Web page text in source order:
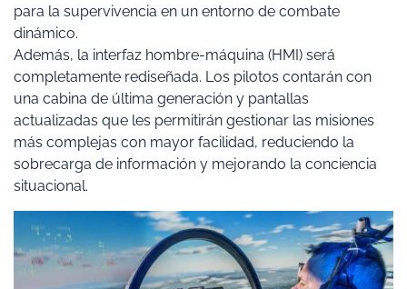
para la supervivencia en un entorno de combate
dinámico.
Además, la interfaz hombre-máquina (HMI) será
completamente rediseñada. Los pilotos contarán con
una cabina de última generación y pantallas
actualizadas que les permitirán gestionar las misiones
más complejas con mayor facilidad, reduciendo la
sobrecarga de información y mejorando la conciencia
situacional.